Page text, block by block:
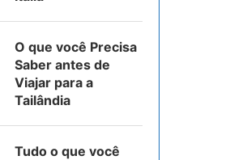
O que você Precisa
Saber antes de
Viajar para a
Tailândia
Tudo o que você